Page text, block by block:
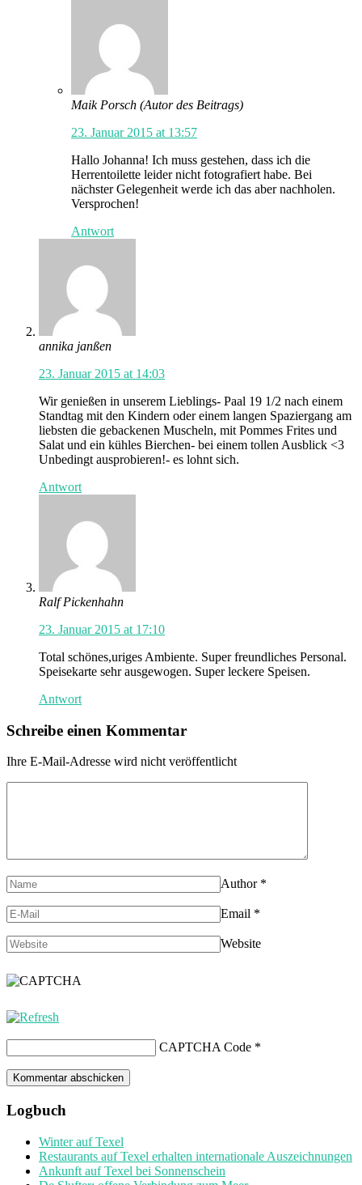
Maik Porsch (Autor des Beitrags)
23. Januar 2015 at 13:57
Hallo Johanna! Ich muss gestehen, dass ich die
Herrentoilette leider nicht fotografiert habe. Bei
nächster Gelegenheit werde ich das aber nachholen.
Versprochen!
Antwort
annika janßen
23. Januar 2015 at 14:03
Wir genießen in unserem Lieblings- Paal 19 1/2 nach einem
Standtag mit den Kindern oder einem langen Spaziergang am
liebsten die gebackenen Muscheln, mit Pommes Frites und
Salat und ein kühles Bierchen- bei einem tollen Ausblick <3
Unbedingt ausprobieren!- es lohnt sich.
Antwort
Ralf Pickenhahn
23. Januar 2015 at 17:10
Total schönes,uriges Ambiente. Super freundliches Personal.
Speisekarte sehr ausgewogen. Super leckere Speisen.
Antwort
Schreibe einen Kommentar
Ihre E-Mail-Adresse wird nicht veröffentlicht
Author *
Email *
Website
CAPTCHA Code *
Logbuch
Winter auf Texel
Restaurants auf Texel erhalten internationale Auszeichnungen
Ankunft auf Texel bei Sonnenschein